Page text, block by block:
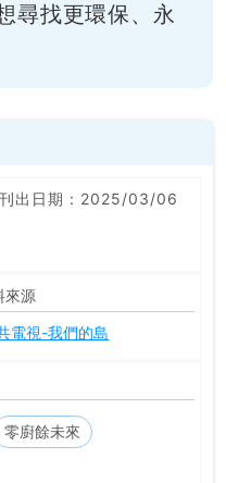
尋找更環保、永
刊出日期：2025/03/06
來源
電視-我們的島
零廚餘未來